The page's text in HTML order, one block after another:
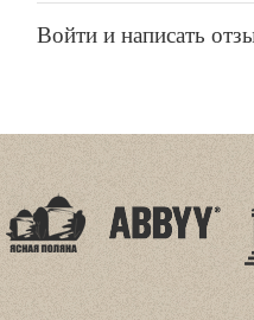
Войти и написать